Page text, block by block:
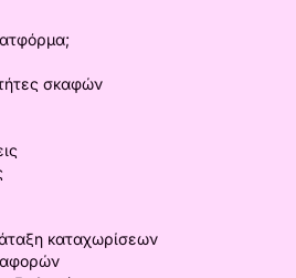
σκαφών
καταχωρίσεων